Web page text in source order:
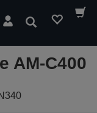
Buscar
AM-C400